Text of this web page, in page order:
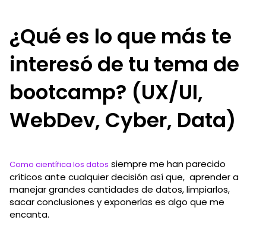
¿Qué es lo que más te
interesó de tu tema de
bootcamp? (UX/UI,
WebDev, Cyber, Data)
Como científica los datos siempre me han parecido
críticos ante cualquier decisión así que, aprender a
manejar grandes cantidades de datos, limpiarlos,
sacar conclusiones y exponerlas es algo que me
encanta.